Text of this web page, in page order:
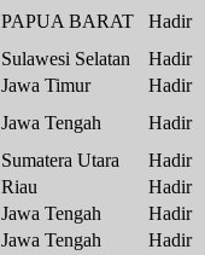
PAPUA BARAT
Hadir
Sulawesi Selatan
Hadir
Jawa Timur
Hadir
Jawa Tengah
Hadir
Sumatera Utara
Hadir
Riau
Hadir
Jawa Tengah
Hadir
Jawa Tengah
Hadir